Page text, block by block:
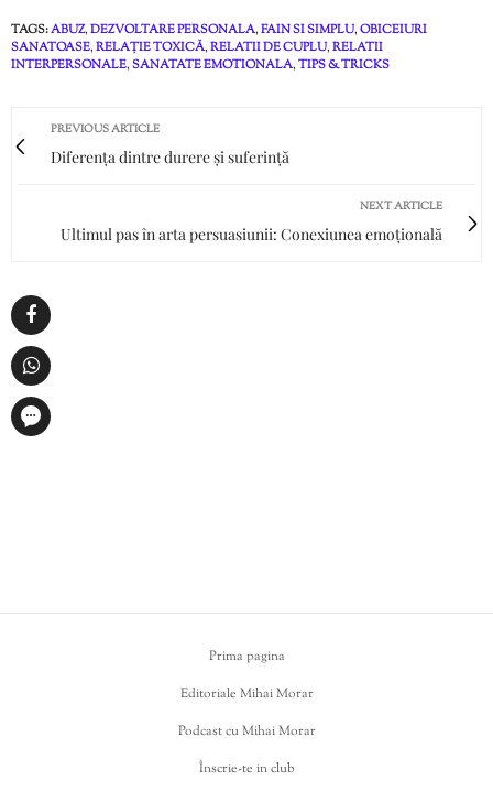
TAGS:ABUZ,DEZVOLTARE PERSONALA,FAIN SI SIMPLU,OBICEIURI
SANATOASE,RELAȚIE TOXICĂ,RELATII DE CUPLU,RELATII
INTERPERSONALE,SANATATE EMOTIONALA,TIPS & TRICKS
PREVIOUS ARTICLE
Diferența dintre durere și suferință
NEXT ARTICLE
Ultimul pas în arta persuasiunii: Conexiunea emoțională
Prima pagina
Editoriale Mihai Morar
Podcast cu Mihai Morar
Înscrie-te in club